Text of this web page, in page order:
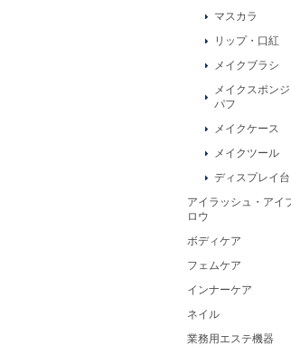
マスカラ
リップ・口紅
メイクブラシ
メイクスポンジ
パフ
メイクケース
メイクツール
ディスプレイ台
アイラッシュ・アイ
ロウ
ボディケア
フェムケア
インナーケア
ネイル
業務用エステ機器